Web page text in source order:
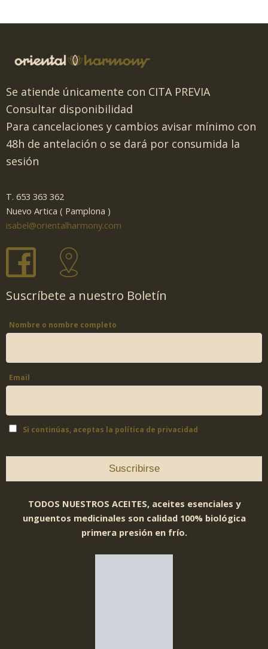
Se atiende únicamente con CITA PREVIA
Consultar disponibilidad
Para cancelaciones y cambios avisar mínimo con
48h de antelación o se dará por consumida la
sesión
T. 653 363 362
Nuevo Artica ( Pamplona )
isabel@orientalharmony.com
Suscríbete a nuestro Boletín
Nombre o nombre completo
Email
Si continúas, aceptas la política de privacidad
TODOS NUESTROS ACEITES, aceites esenciales y
unguentos medicinales son calidad 100% biológica
primera presión en frío.